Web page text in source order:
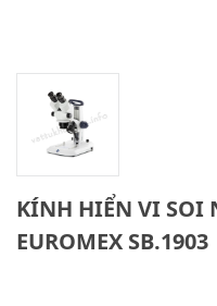
KÍNH HIỂN VI SOI
EUROMEX SB.1903